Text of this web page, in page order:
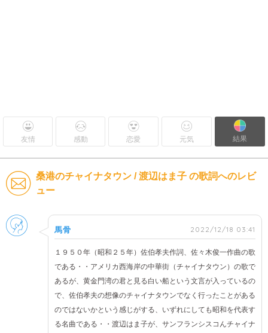
友情 感動 恋愛 元気 結果
桑港のチャイナタウン / 渡辺はま子 の歌詞へのレビ
ュー
男性
馬骨 2022/12/18 03:41
１９５０年（昭和２５年）佐伯孝夫作詞、佐々木俊一作曲の歌
である・・アメリカ西海岸の中華街（チャイナタウン）の歌で
あるが、黄金門湾の君と見る白い船という文言が入っているの
で、佐伯孝夫の想像のチャイナタウンでなく行ったことがある
のではないかという感じがする、いずれにしても昭和を代表す
る名曲である・・渡辺はま子が、サンフランシスコんチャイナ